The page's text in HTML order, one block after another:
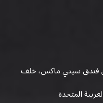
مقابل فندق سيتي ماكس، خلف